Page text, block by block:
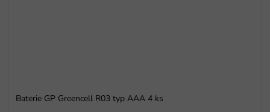
Baterie GP Greencell R03 typ AAA 4 ks